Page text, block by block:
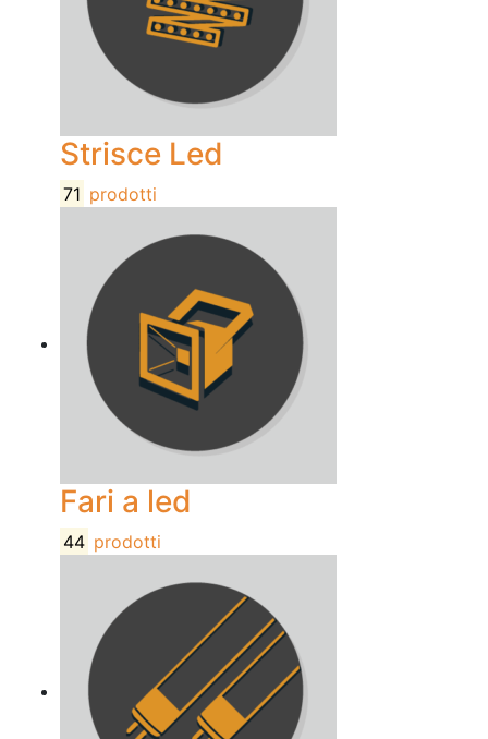
Strisce Led
71 prodotti
Fari a led
44 prodotti